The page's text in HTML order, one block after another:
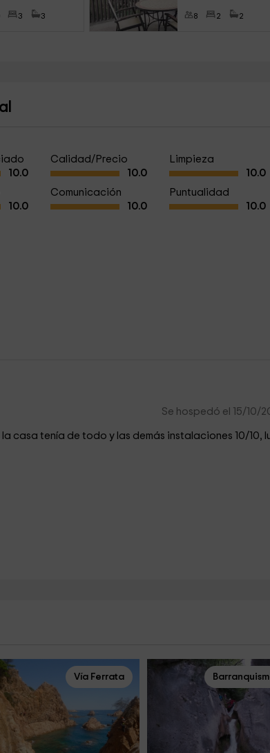
3 3 8 2 2
10.0
Calidad/Precio
10.0
Limpieza
10.0
10.0
Comunicación
10.0
Puntualidad
10.0
Se hospedó el 15/10/
casa tenía de todo y las demás instalaciones 10/10,
Vía Ferrata